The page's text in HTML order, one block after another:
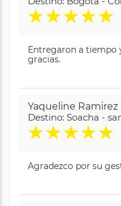
★★★★★
Entregaron a tiempo
gracias.
Yaqueline Ramirez
Destino: Soacha -
★★★★★
Agradezco por su